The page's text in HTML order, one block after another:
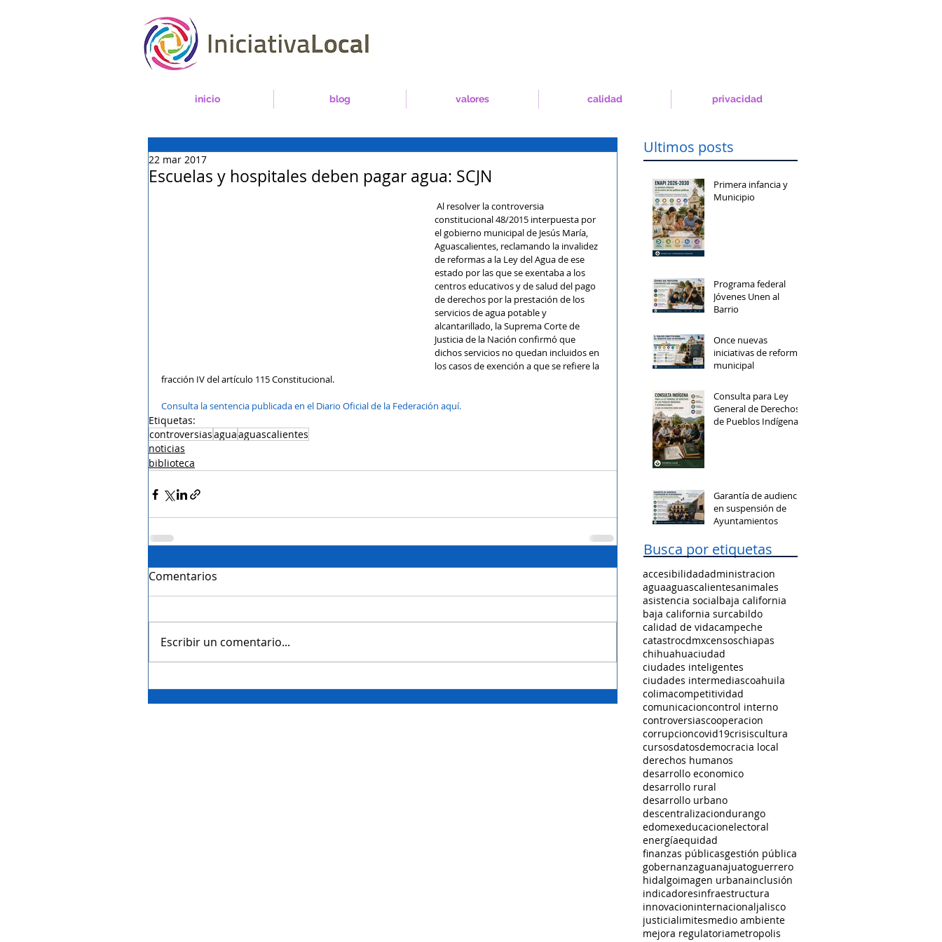
inicio blog valores calidad privacidad
Escuelas y hospitales deben pagar agua: SCJN
22 mar 2017
constitucional 48/2015 interpuesta por
el gobierno municipal de Jesús María,
Aguascalientes, reclamando la invalidez
de reformas a la Ley del Agua de ese
estado por las que se exentaba a los
centros educativos y de salud del pago
de derechos por la prestación de los
servicios de agua potable y
alcantarillado, la Suprema Corte de
Justicia de la Nación confirmó que
dichos servicios no quedan incluidos en
los casos de exención a que se refiere la
fracción IV del artículo 115 Constitucional.
Consulta la sentencia publicada en el Diario Oficial de la Federación aquí.
Etiquetas:
controversiasaguaaguascalientes
noticias
biblioteca
Comentarios
Escribir un comentario...
Ultimos posts
Primera infancia y
Municipio
Programa federal
Jóvenes Unen al
Barrio
Once nuevas
iniciativas de reforma
municipal
Consulta para Ley
General de Derechos
de Pueblos Indígenas
Garantía de audiencia
en suspensión de
Ayuntamientos
Busca por etiquetas
accesibilidadadministracion
aguaaguascalientesanimales
asistencia socialbaja california
baja california surcabildo
calidad de vidacampeche
catastrocdmxcensoschiapas
chihuahuaciudad
ciudades inteligentes
ciudades intermediascoahuila
colimacompetitividad
comunicacioncontrol interno
controversiascooperacion
corrupcioncovid19crisiscultura
cursosdatosdemocracia local
derechos humanos
desarrollo economico
desarrollo rural
desarrollo urbano
descentralizaciondurango
edomexeducacionelectoral
energíaequidad
finanzas públicasgestión pública
gobernanzaguanajuatoguerrero
hidalgoimagen urbanainclusión
indicadoresinfraestructura
innovacioninternacionaljalisco
justicialimitesmedio ambiente
mejora regulatoriametropolis